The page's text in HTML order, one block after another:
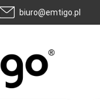
biuro@emtigo.pl